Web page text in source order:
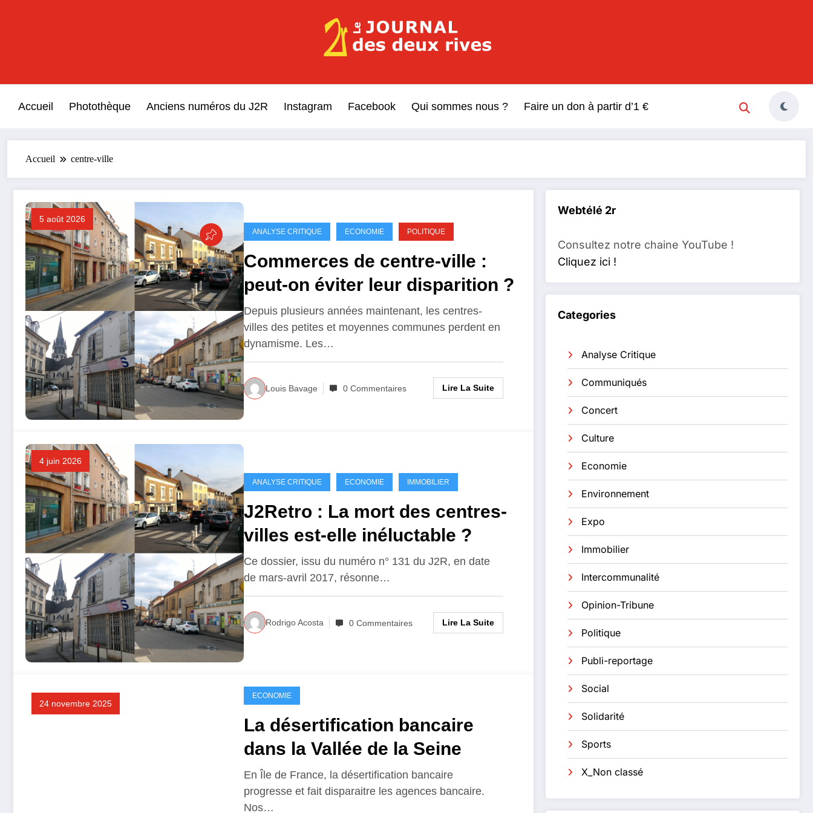
Le Journal des Deux Rives
Accueil Photothèque Anciens numéros du J2R Instagram Facebook Qui sommes nous ? Faire un don à partir d’1 €
Accueil centre-ville
5 août 2026
ANALYSE CRITIQUE ECONOMIE POLITIQUE
Commerces de centre-ville :
peut-on éviter leur disparition ?
Depuis plusieurs années maintenant, les centres-
villes des petites et moyennes communes perdent en
dynamisme. Les…
Louis Bavage 0 Commentaires Lire La Suite
4 juin 2026
ANALYSE CRITIQUE ECONOMIE IMMOBILIER
J2Retro : La mort des centres-
villes est-elle inéluctable ?
Ce dossier, issu du numéro n° 131 du J2R, en date
de mars-avril 2017, résonne…
Rodrigo Acosta 0 Commentaires Lire La Suite
24 novembre 2025
ECONOMIE
La désertification bancaire
dans la Vallée de la Seine
En Île de France, la désertification bancaire
progresse et fait disparaitre les agences bancaire.
Nos…
Webtélé 2r
Consultez notre chaine YouTube !
Cliquez ici !
Categories
Analyse Critique
Communiqués
Concert
Culture
Economie
Environnement
Expo
Immobilier
Intercommunalité
Opinion-Tribune
Politique
Publi-reportage
Social
Solidarité
Sports
X_Non classé